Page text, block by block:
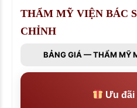
THẨM MỸ VIỆN BÁC
CHỈNH
BẢNG GIÁ — THẨM MỸ
Ưu đãi